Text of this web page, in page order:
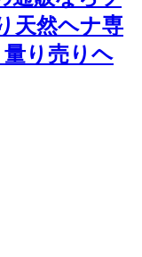
天然ヘナ専
り売りヘ